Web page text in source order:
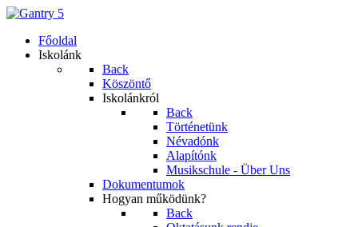
Főoldal
Iskolánk
Back
Köszöntő
Iskolánkról
Back
Történetünk
Névadónk
Alapítónk
Musikschule - Über Uns
Dokumentumok
Hogyan működünk?
Back